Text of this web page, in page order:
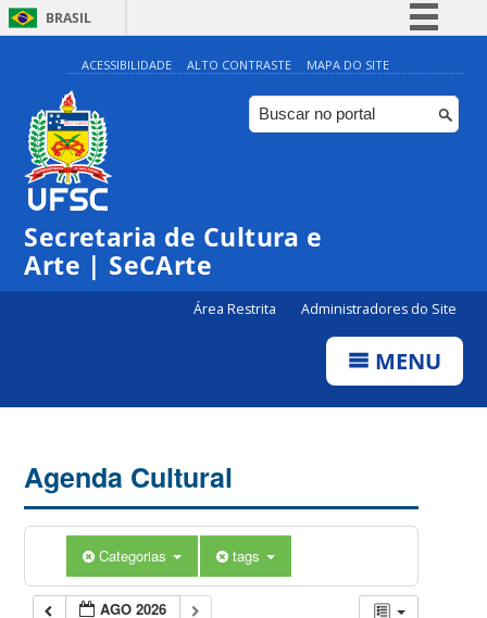
BRASIL
Simplifique!
Comunica BR
Participe
ACESSIBILIDADE ALTO CONTRASTE MAPA DO SITE
Secretaria de Cultura e
Arte | SeCArte
Área Restrita Administradores do Site
MENU
Agenda Cultural
Categorias tags
AGO 2026